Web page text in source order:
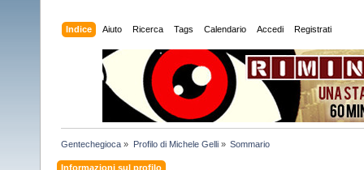
Indice Aiuto Ricerca Tags Calendario Accedi Registrati
Gentechegioca » Profilo di Michele Gelli» Sommario
Informazioni sul profilo